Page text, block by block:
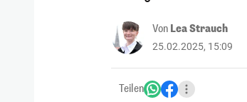
Von Lea Strauch
25.02.2025, 15:09
Teilen